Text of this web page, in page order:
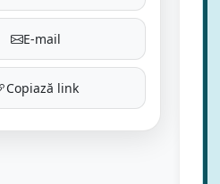
E-mail
Copiază link